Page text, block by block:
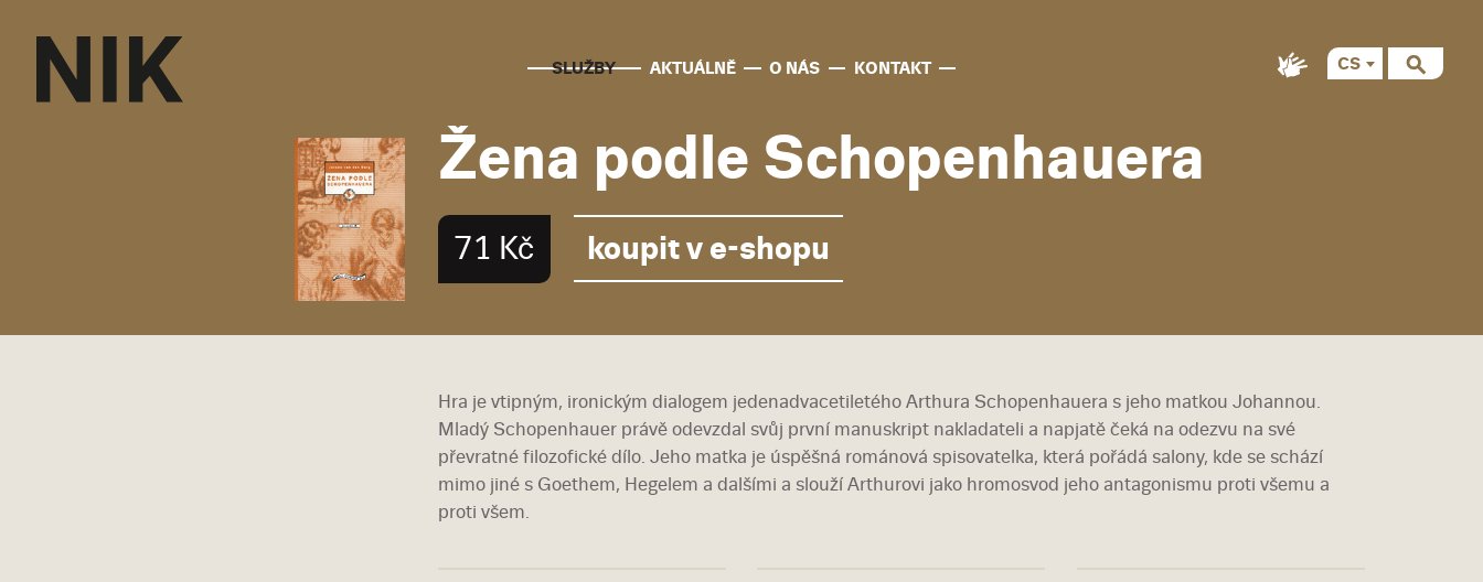
SLUŽBY AKTUÁLNĚ O NÁS KONTAKT
CS
Žena podle Schopenhauera
71 Kč koupit v e-shopu
Hra je vtipným, ironickým dialogem jedenadvacetiletého Arthura Schopenhauera s jeho matkou Johannou.
Mladý Schopenhauer právě odevzdal svůj první manuskript nakladateli a napjatě čeká na odezvu na své
převratné filozofické dílo. Jeho matka je úspěšná románová spisovatelka, která pořádá salony, kde se schází
mimo jiné s Goethem, Hegelem a dalšími a slouží Arthurovi jako hromosvod jeho antagonismu proti všemu a
proti všem.